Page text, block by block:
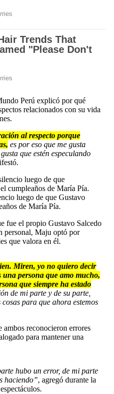
Perú explicó por qué
relacionados con su vida
al respecto porque
es por eso que me gusta
que estén especulando
luego de que Gustavo
de María Pía.
fue el propio Gustavo Salcedo
personal, Maju optó por
que valora en él.
Miren, yo no quiero decir
una persona que amo mucho,
que siempre ha estado
de mi parte y de su parte,
para que ahora estemos
reconocieron errores
para mantener una
hubo un error, de mi parte
haciendo”, agregó durante la